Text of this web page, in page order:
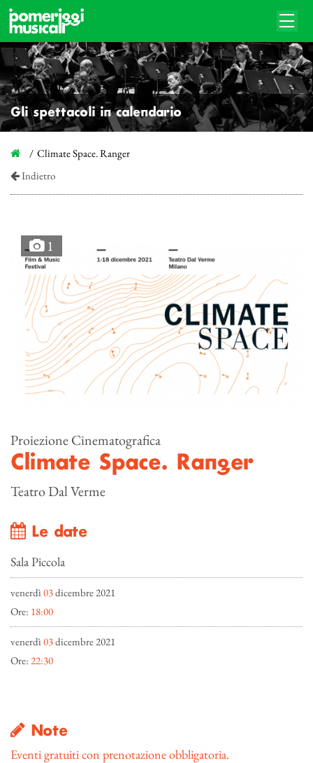
Gli spettacoli in calendario
Climate Space. Ranger
Indietro
1
Proiezione Cinematografica
Climate Space. Ranger
Teatro Dal Verme
Le date
Sala Piccola
venerdì 03dicembre 2021
Ore: 18:00
venerdì 03dicembre 2021
Ore: 22:30
Note
Eventi gratuiti con prenotazione obbligatoria.